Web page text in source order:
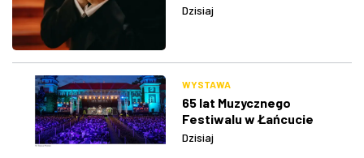
Dzisiaj
WYSTAWA
65 lat Muzycznego
Festiwalu w Łańcucie
Dzisiaj